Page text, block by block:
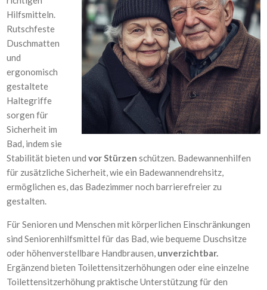
Hilfsmitteln.
Rutschfeste
Duschmatten
und
ergonomisch
gestaltete
Haltegriffe
sorgen für
Sicherheit im
Bad, indem sie
Stabilität bieten und vor Stürzenschützen. Badewannenhilfen
für zusätzliche Sicherheit, wie ein Badewannendrehsitz,
ermöglichen es, das Badezimmer noch barrierefreier zu
gestalten.
Für Senioren und Menschen mit körperlichen Einschränkungen
sind Seniorenhilfsmittel für das Bad, wie bequeme Duschsitze
oder höhenverstellbare Handbrausen, unverzichtbar.
Ergänzend bieten Toilettensitzerhöhungen oder eine einzelne
Toilettensitzerhöhung praktische Unterstützung für den